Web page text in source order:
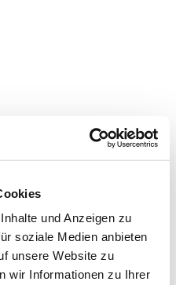
und Anzeigen zu
soziale Medien anbieten
unsere Website zu
wir Informationen zu Ihrer